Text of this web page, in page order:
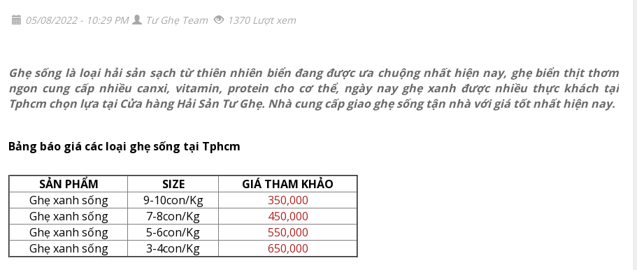
05/08/2022 - 10:29 PM Tư Ghẹ Team 1370 Lượt xem
Ghẹ sống là loại hải sản sạch từ thiên nhiên biển đang được ưa chuộng nhất hiện nay, ghẹ biển thịt thơm
ngon cung cấp nhiều canxi, vitamin, protein cho cơ thể, ngày nay ghẹ xanh được nhiều thực khách tại
Tphcm chọn lựa tại Cửa hàng Hải Sản Tư Ghẹ. Nhà cung cấp giao ghẹ sống tận nhà với giá tốt nhất hiện nay.
Bảng báo giá các loại ghẹ sống tại Tphcm
SẢN PHẨM SIZE
GIÁ THAM KHẢO
Ghẹ xanh sống
9-10con/Kg
350,000
Ghẹ xanh sống
7-8con/Kg
450,000
Ghẹ xanh sống
5-6con/Kg
550,000
Ghẹ xanh sống
3-4con/Kg 650,000